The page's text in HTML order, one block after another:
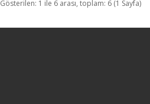
Gösterilen: 1 ile 6 arası, toplam: 6 (1 Sayfa)